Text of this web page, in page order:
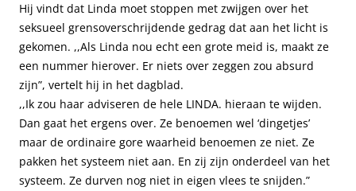
Hij vindt dat Linda moet stoppen met zwijgen over het
seksueel grensoverschrijdende gedrag dat aan het licht is
gekomen. ,,Als Linda nou echt een grote meid is, maakt ze
een nummer hierover. Er niets over zeggen zou absurd
zijn”, vertelt hij in het dagblad.
,,Ik zou haar adviseren de hele LINDA. hieraan te wijden.
Dan gaat het ergens over. Ze benoemen wel ‘dingetjes’
maar de ordinaire gore waarheid benoemen ze niet. Ze
pakken het systeem niet aan. En zij zijn onderdeel van het
systeem. Ze durven nog niet in eigen vlees te snijden.”